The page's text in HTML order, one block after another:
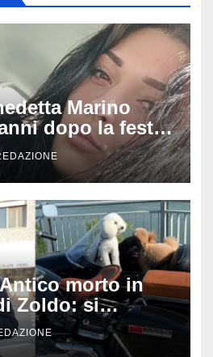
Marino
dopo la festa
trovata senza
è giallo
morto in
Zoldo: si
il sidecar, salvi i